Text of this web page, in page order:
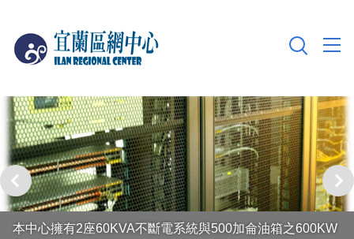
主
容
區
本中心擁有2座60KVA不斷電系統與500加侖油箱之600KW